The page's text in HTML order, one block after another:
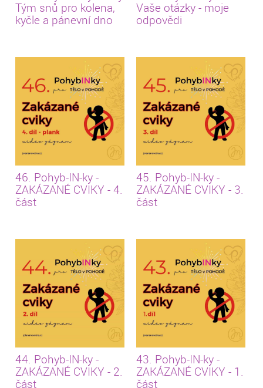
Tým snů pro kolena,
kyčle a pánevní dno
Vaše otázky - moje
odpovědi
46. Pohyb-IN-ky -
ZAKÁZANÉ CVIKY - 4.
část
45. Pohyb-IN-ky -
ZAKÁZANÉ CVIKY - 3.
část
44. Pohyb-IN-ky -
ZAKÁZANÉ CVIKY - 2.
část
43. Pohyb-IN-ky -
ZAKÁZANÉ CVIKY - 1.
část